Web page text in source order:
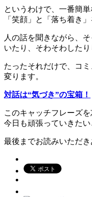
というわけで、一番簡単
「笑顔」と「落ち着き」
人の話を聞きながら、
いたり、そわそわしたり
たったそれだけで、コ
変ります。
対話は“気づき”の宝箱！
このキャッチフレーズを
今日も頑張っていきたい
最後までお読みいただき